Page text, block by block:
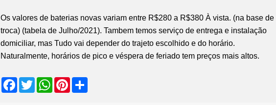
Os valores de baterias novas variam entre R$280 a R$380 À vista. (na base de
troca) (tabela de Julho/2021). Tambem temos serviço de entrega e instalação
domiciliar, mas Tudo vai depender do trajeto escolhido e do horário.
Naturalmente, horários de pico e véspera de feriado tem preços mais altos.
F
T
w
W
P